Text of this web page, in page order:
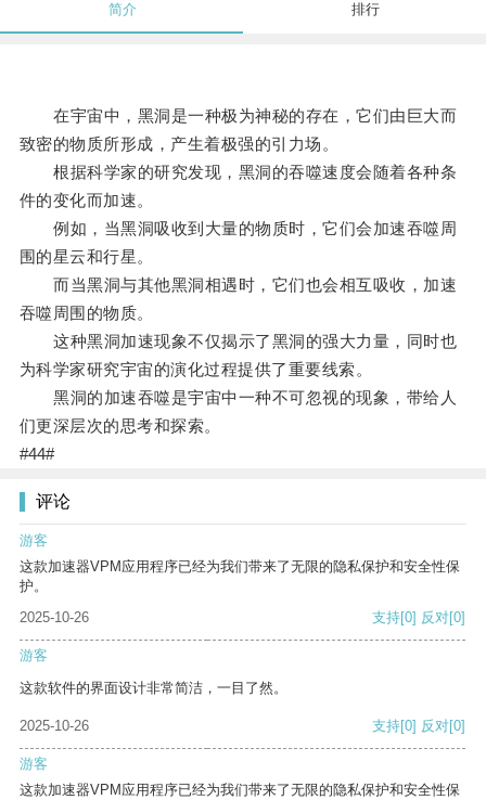
简介 排行
在宇宙中，黑洞是一种极为神秘的存在，它们由巨大而
致密的物质所形成，产生着极强的引力场。
根据科学家的研究发现，黑洞的吞噬速度会随着各种条
件的变化而加速。
例如，当黑洞吸收到大量的物质时，它们会加速吞噬周
围的星云和行星。
而当黑洞与其他黑洞相遇时，它们也会相互吸收，加速
吞噬周围的物质。
这种黑洞加速现象不仅揭示了黑洞的强大力量，同时也
为科学家研究宇宙的演化过程提供了重要线索。
黑洞的加速吞噬是宇宙中一种不可忽视的现象，带给人
们更深层次的思考和探索。
#44#
评论
游客
这款加速器VPM应用程序已经为我们带来了无限的隐私保护和安全性保
护。
2025-10-26
支持[0] 反对[0]
游客
这款软件的界面设计非常简洁，一目了然。
2025-10-26 支持[0] 反对[0]
游客
这款加速器VPM应用程序已经为我们带来了无限的隐私保护和安全性保